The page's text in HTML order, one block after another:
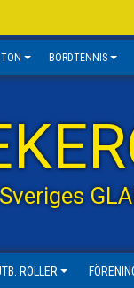
BORDTENNIS
ROLLER